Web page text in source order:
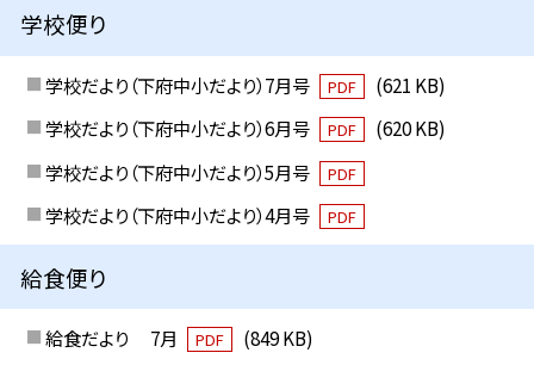
学校便り
学校だより（下府中小だより）7月号 PDF
(621 KB)
学校だより（下府中小だより）6月号
PDF
(620 KB)
学校だより（下府中小だより）5月号
PDF
学校だより（下府中小だより）4月号 PDF
給食便り
給食だより 7月 PDF
(849 KB)